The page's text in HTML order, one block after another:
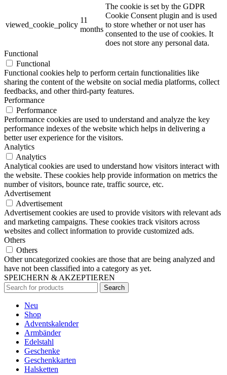
viewed_cookie_policy
11
months
The cookie is set by the GDPR
Cookie Consent plugin and is used
to store whether or not user has
consented to the use of cookies. It
does not store any personal data.
Functional
Functional
Functional cookies help to perform certain functionalities like
sharing the content of the website on social media platforms, collect
feedbacks, and other third-party features.
Performance
Performance
Performance cookies are used to understand and analyze the key
performance indexes of the website which helps in delivering a
better user experience for the visitors.
Analytics
Analytics
Analytical cookies are used to understand how visitors interact with
the website. These cookies help provide information on metrics the
number of visitors, bounce rate, traffic source, etc.
Advertisement
Advertisement
Advertisement cookies are used to provide visitors with relevant ads
and marketing campaigns. These cookies track visitors across
websites and collect information to provide customized ads.
Others
Others
Other uncategorized cookies are those that are being analyzed and
have not been classified into a category as yet.
SPEICHERN & AKZEPTIEREN
Search
Neu
Shop
Adventskalender
Armbänder
Edelstahl
Geschenke
Geschenkkarten
Halsketten